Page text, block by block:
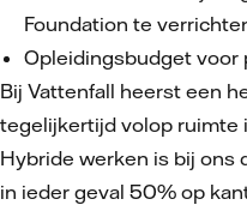
Foundation te
Opleidingsbudget voor
Bij Vattenfall heerst een
tegelijkertijd volop ruimte
Hybride werken is bij ons
in ieder geval 50% op